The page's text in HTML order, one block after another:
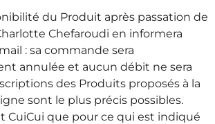
du Produit après passation de
Chefaroudi en informera
: sa commande sera
annulée et aucun débit ne sera
des Produits proposés à la
sont le plus précis possibles.
CuiCui que pour ce qui est indiqué